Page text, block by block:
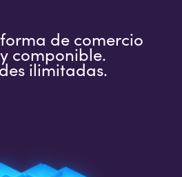
de comercio
componible.
ilimitadas.